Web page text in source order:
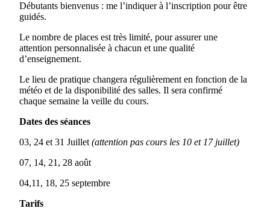
Débutants bienvenus : me l’indiquer à l’inscription pour être
guidés.
Le nombre de places est très limité, pour assurer une
attention personnalisée à chacun et une qualité
d’enseignement.
Le lieu de pratique changera régulièrement en fonction de la
météo et de la disponibilité des salles. Il sera confirmé
chaque semaine la veille du cours.
Dates des séances
03, 24 et 31 Juillet (attention pas cours les 10 et 17 juillet)
07, 14, 21, 28 août
04,11, 18, 25 septembre
Tarifs